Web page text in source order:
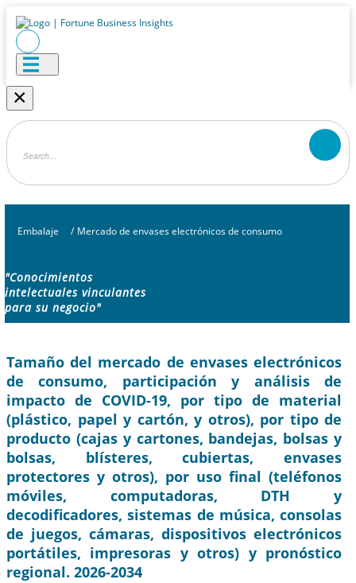
×
Embalaje / Mercado de envases electrónicos de consumo
"Conocimientos
intelectuales vinculantes
para su negocio"
Tamaño del mercado de envases electrónicos
de consumo, participación y análisis de
impacto de COVID-19, por tipo de material
(plástico, papel y cartón, y otros), por tipo de
producto (cajas y cartones, bandejas, bolsas y
bolsas, blísteres, cubiertas, envases
protectores y otros), por uso final (teléfonos
móviles, computadoras, DTH y
decodificadores, sistemas de música, consolas
de juegos, cámaras, dispositivos electrónicos
portátiles, impresoras y otros) y pronóstico
regional. 2026-2034